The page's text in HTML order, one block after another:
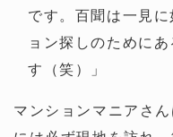
です。百聞は一見
ョン探しのために
す（笑）」
マンションマニアさ